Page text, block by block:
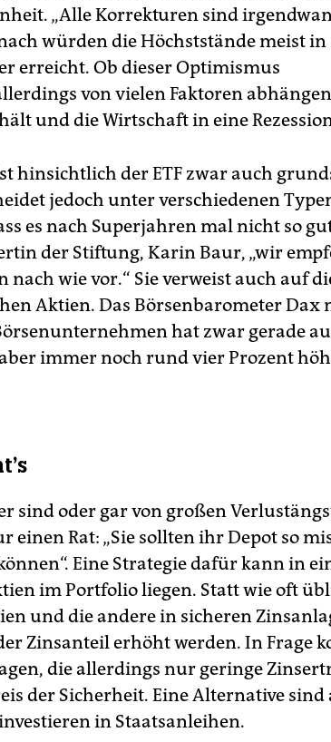
„Alle Korrekturen sind
würden die Höchststände meist in
erreicht. Ob dieser Optimismus
von vielen Faktoren
und die Wirtschaft in eine
hinsichtlich der ETF zwar auch
jedoch unter verschiedenen
es nach Superjahren mal nicht so
der Stiftung, Karin Baur, „wir
wie vor.“ Sie verweist auch auf
Aktien. Das Börsenbarometer Dax
hat zwar gerade
immer noch rund vier Prozent
sind oder gar von großen
einen Rat: „Sie sollten ihr Depot so
Eine Strategie dafür kann in
im Portfolio liegen. Statt wie oft
und die andere in sicheren
Zinsanteil erhöht werden. In Frage
die allerdings nur geringe
der Sicherheit. Eine Alternative sind
in Staatsanleihen.